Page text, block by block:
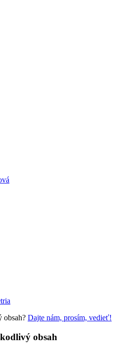
obsah? Dajte nám, prosím, vedieť!
obsah